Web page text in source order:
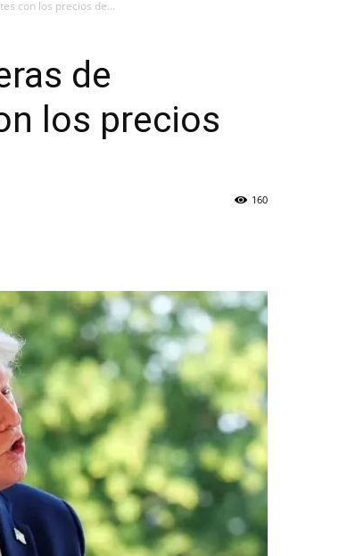
con los precios de...
de
los precios
160